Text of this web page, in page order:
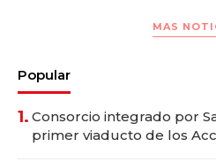
MAS
Popular
1. Consorcio integrado por
primer viaducto de los